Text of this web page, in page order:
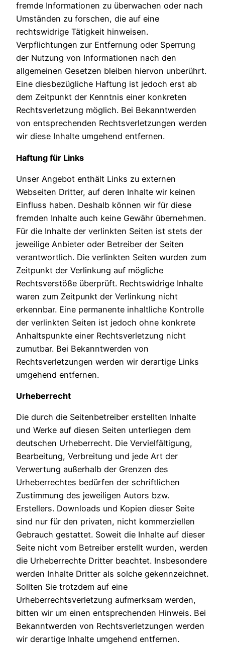
fremde Informationen zu überwachen oder nach
Umständen zu forschen, die auf eine
rechtswidrige Tätigkeit hinweisen.
Verpflichtungen zur Entfernung oder Sperrung
der Nutzung von Informationen nach den
allgemeinen Gesetzen bleiben hiervon unberührt.
Eine diesbezügliche Haftung ist jedoch erst ab
dem Zeitpunkt der Kenntnis einer konkreten
Rechtsverletzung möglich. Bei Bekanntwerden
von entsprechenden Rechtsverletzungen werden
wir diese Inhalte umgehend entfernen.
Haftung für Links
Unser Angebot enthält Links zu externen
Webseiten Dritter, auf deren Inhalte wir keinen
Einfluss haben. Deshalb können wir für diese
fremden Inhalte auch keine Gewähr übernehmen.
Für die Inhalte der verlinkten Seiten ist stets der
jeweilige Anbieter oder Betreiber der Seiten
verantwortlich. Die verlinkten Seiten wurden zum
Zeitpunkt der Verlinkung auf mögliche
Rechtsverstöße überprüft. Rechtswidrige Inhalte
waren zum Zeitpunkt der Verlinkung nicht
erkennbar. Eine permanente inhaltliche Kontrolle
der verlinkten Seiten ist jedoch ohne konkrete
Anhaltspunkte einer Rechtsverletzung nicht
zumutbar. Bei Bekanntwerden von
Rechtsverletzungen werden wir derartige Links
umgehend entfernen.
Urheberrecht
Die durch die Seitenbetreiber erstellten Inhalte
und Werke auf diesen Seiten unterliegen dem
deutschen Urheberrecht. Die Vervielfältigung,
Bearbeitung, Verbreitung und jede Art der
Verwertung außerhalb der Grenzen des
Urheberrechtes bedürfen der schriftlichen
Zustimmung des jeweiligen Autors bzw.
Erstellers. Downloads und Kopien dieser Seite
sind nur für den privaten, nicht kommerziellen
Gebrauch gestattet. Soweit die Inhalte auf dieser
Seite nicht vom Betreiber erstellt wurden, werden
die Urheberrechte Dritter beachtet. Insbesondere
werden Inhalte Dritter als solche gekennzeichnet.
Sollten Sie trotzdem auf eine
Urheberrechtsverletzung aufmerksam werden,
bitten wir um einen entsprechenden Hinweis. Bei
Bekanntwerden von Rechtsverletzungen werden
wir derartige Inhalte umgehend entfernen.